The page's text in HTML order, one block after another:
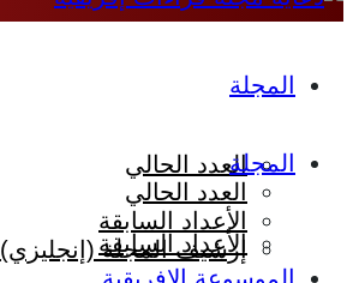
المجلة
العدد الحالي
الأعداد السابقة
المجلة
العدد الحالي
الأعداد السابقة
إرشيف المجلة (إنجليزي)